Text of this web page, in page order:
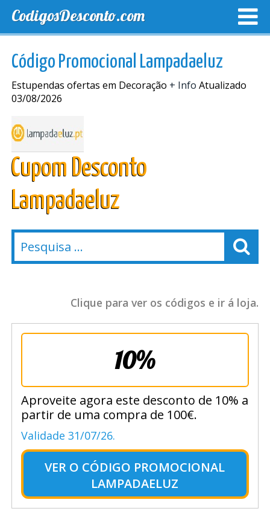
CodigosDesconto.com
Código Promocional Lampadaeluz
Estupendas ofertas em Decoração + Info Atualizado
03/08/2026
Cupom Desconto
Lampadaeluz
Clique para ver os códigos e ir á loja.
10%
Aproveite agora este desconto de 10% a
partir de uma compra de 100€.
Validade 31/07/26.
VER O CÓDIGO PROMOCIONAL
LAMPADAELUZ